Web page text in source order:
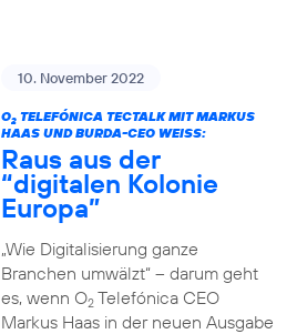
10. November 2022
O2TELEFÓNICA TECTALK MIT MARKUS
HAAS UND BURDA-CEO WEISS:
Raus aus der
“digitalen Kolonie
Europa”
„Wie Digitalisierung ganze
Branchen umwälzt“ – darum geht
es, wenn O2Telefónica CEO
Markus Haas in der neuen Ausgabe